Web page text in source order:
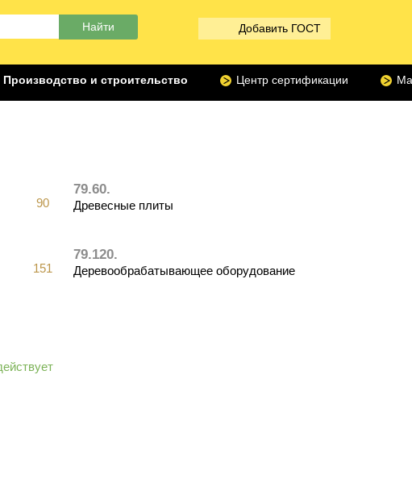
Добавить ГОСТ
Производство и строительство Центр сертификации
79.60.
Древесные плиты
90
79.120.
Деревообрабатывающее оборудование
151